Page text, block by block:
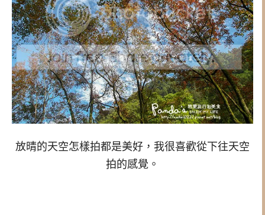
放晴的天空怎樣拍都是美好，我很喜歡從下往天空
拍的感覺。